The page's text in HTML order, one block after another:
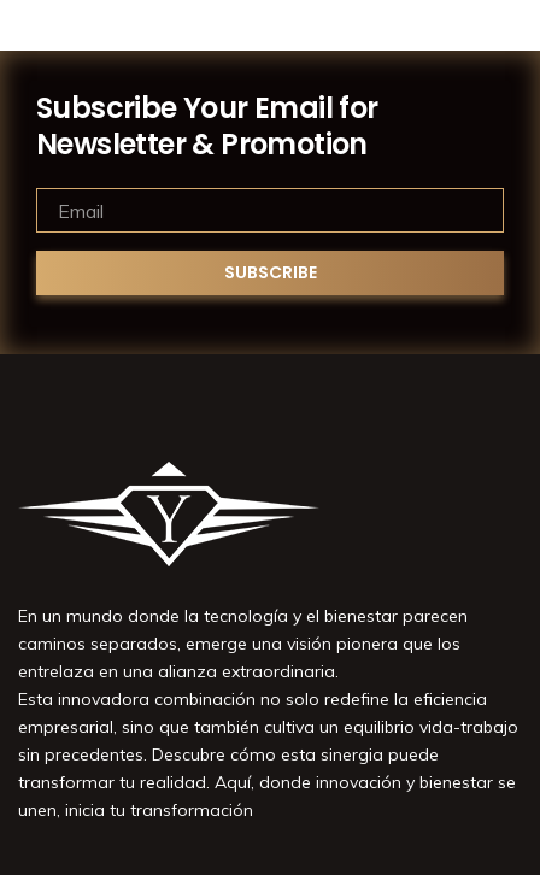
Subscribe Your Email for
Newsletter & Promotion
En un mundo donde la tecnología y el bienestar parecen
caminos separados, emerge una visión pionera que los
entrelaza en una alianza extraordinaria.
Esta innovadora combinación no solo redefine la eficiencia
empresarial, sino que también cultiva un equilibrio vida-trabajo
sin precedentes. Descubre cómo esta sinergia puede
transformar tu realidad. Aquí, donde innovación y bienestar se
unen, inicia tu transformación